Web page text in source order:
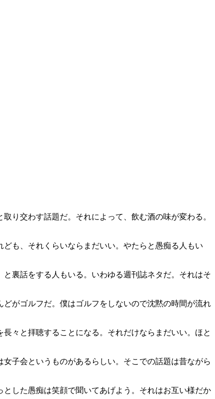
り交わす話題だ。それによって、飲む酒の味が変わる。
も、それくらいならまだいい。やたらと愚痴る人もい
裏話をする人もいる。いわゆる週刊誌ネタだ。それはそ
がゴルフだ。僕はゴルフをしないので沈黙の時間が流れ
々と拝聴することになる。それだけならまだいい。ほと
子会というものがあるらしい。そこでの話題は昔ながら
した愚痴は笑顔で聞いてあげよう。それはお互い様だか